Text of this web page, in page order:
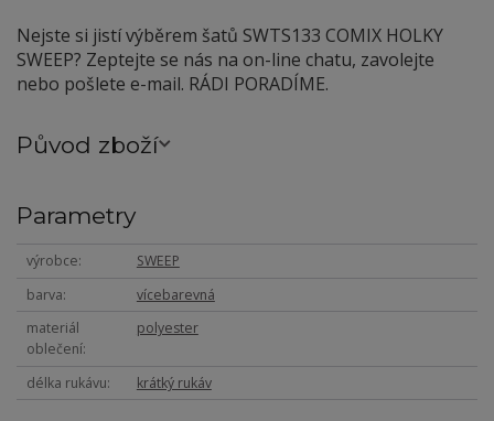
Nejste si jistí výběrem šatů SWTS133 COMIX HOLKY
SWEEP? Zeptejte se nás na on-line chatu, zavolejte
nebo pošlete e-mail. RÁDI PORADÍME.
Původ zboží
Parametry
výrobce
SWEEP
barva
vícebarevná
materiál
oblečení
polyester
délka rukávu krátký rukáv